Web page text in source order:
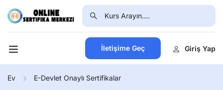
İletişime Geç Giriş Yap
Ev E-Devlet Onaylı Sertifikalar